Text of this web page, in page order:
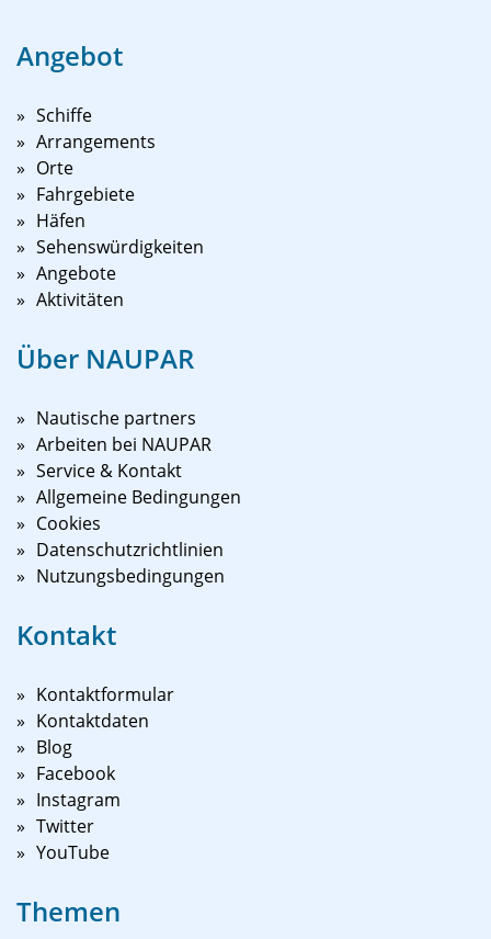
Angebot
Schiffe
Arrangements
Orte
Fahrgebiete
Häfen
Sehenswürdigkeiten
Angebote
Aktivitäten
Über NAUPAR
Nautische partners
Arbeiten bei NAUPAR
Service & Kontakt
Allgemeine Bedingungen
Cookies
Datenschutzrichtlinien
Nutzungsbedingungen
Kontakt
Kontaktformular
Kontaktdaten
Blog
Facebook
Instagram
Twitter
YouTube
Themen